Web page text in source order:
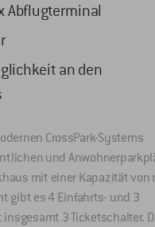
Abflugterminal
an den
CrossPark-Systems
und
mit einer Kapazität von
gibt es 4 Einfahrts- und 3
3 Ticketschalter.